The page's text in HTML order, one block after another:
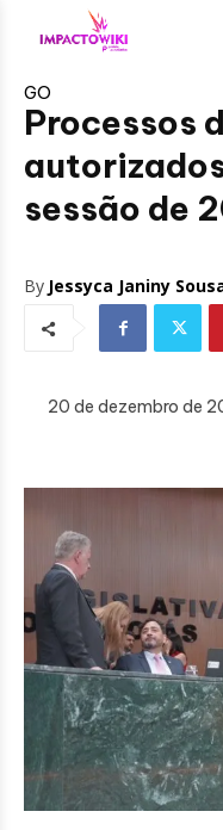
GO
Processos
sessão de
By Jessyca Janiny
20 de dezembro de